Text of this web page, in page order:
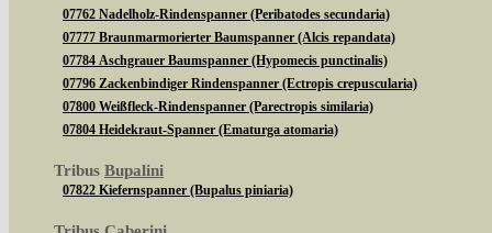
07762 Nadelholz-Rindenspanner (Peribatodes secundaria)
07777 Braunmarmorierter Baumspanner (Alcis repandata)
07784 Aschgrauer Baumspanner (Hypomecis punctinalis)
07796 Zackenbindiger Rindenspanner (Ectropis crepuscularia)
07800 Weißfleck-Rindenspanner (Parectropis similaria)
07804 Heidekraut-Spanner (Ematurga atomaria)
Tribus Bupalini
07822 Kiefernspanner (Bupalus piniaria)